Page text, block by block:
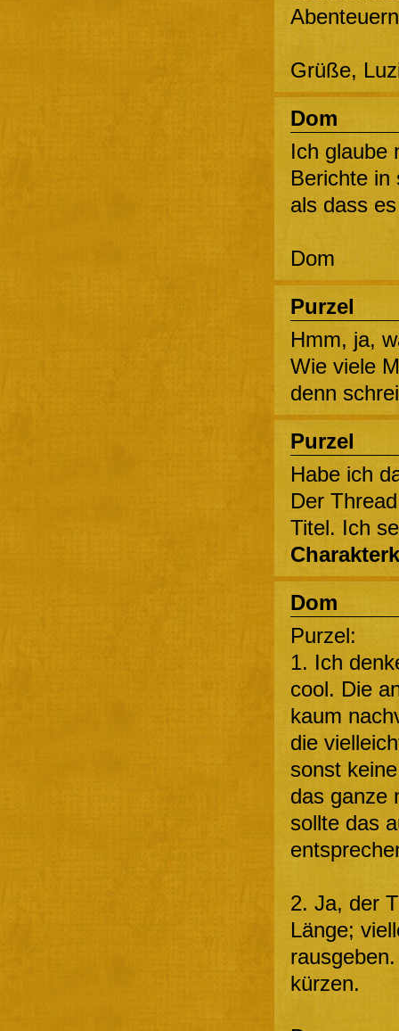
Grüße,
Dom
Ich glaube
Berichte in
als dass
Dom
Purzel
Hmm, ja,
Wie viele
denn
Purzel
Habe ich
Der
Titel. Ich
Dom
Purzel:
1. Ich
cool. Die
kaum
die
sonst
das ganze
sollte das
2. Ja, der
Länge;
kürzen.